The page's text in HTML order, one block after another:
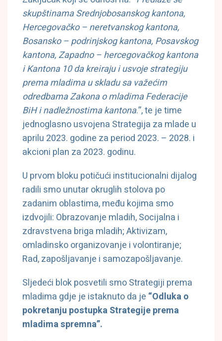
skupštinama Srednjobosanskog kantona,
Hercegovačko – neretvanskog kantona,
Bosansko – podrinjskog kantona, Posavskog
kantona, Zapadno – hercegovačkog kantona
i Kantona 10 da kreiraju i usvoje strategiju
prema mladima u skladu sa važećim
odredbama Zakona o mladima Federacije
BiH i nadležnostima kantona.”, te je time
jednoglasno usvojena Strategija za mlade u
aprilu 2023. godine za period 2023. – 2028. i
akcioni plan za 2023. godinu.
U prvom bloku potičući institucionalni dijalog
radili smo unutar okruglih stolova po
zadanim oblastima, među kojima smo
izdvojili: Obrazovanje mladih, Socijalna i
zdravstvena briga mladih; Aktivizam,
omladinsko organizovanje i volontiranje;
Rad, zapošljavanje i samozapošljavanje.
Sljedeći blok posvetili smo Strategiji prema
mladima gdje je istaknuto da je “Odluka o
pokretanju postupka Strategije prema
mladima spremna”.